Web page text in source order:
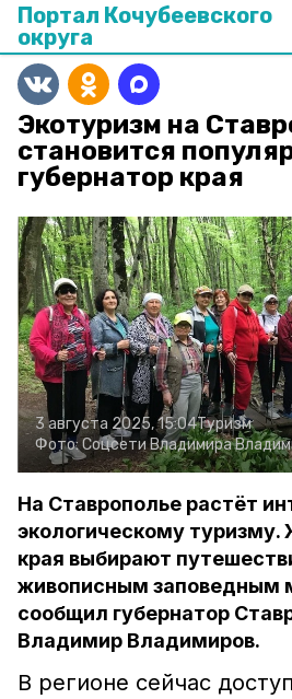
Портал Кочубеевского
округа
Экотуризм на
становится
губернатор края
3 августа 2025, 15:04Туризм
Фото:Соцсети Владимира
На Ставрополье растёт
экологическому туризму.
края выбирают
живописным заповедным
сообщил губернатор
Владимир Владимиров.
В регионе сейчас